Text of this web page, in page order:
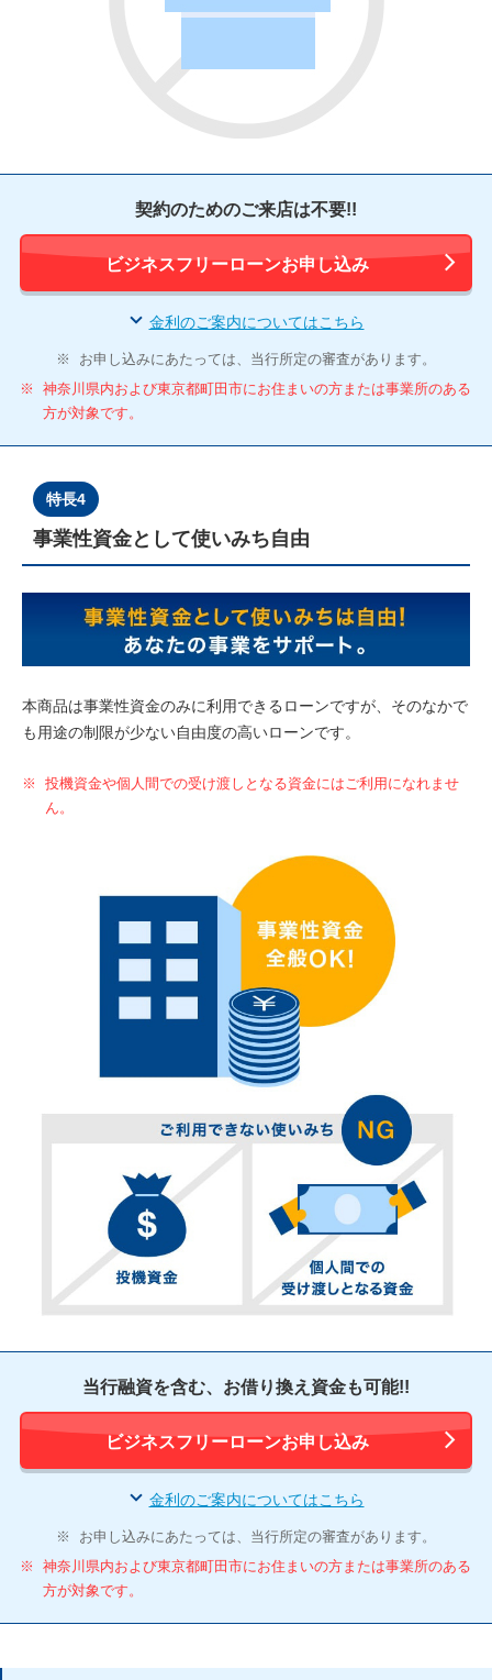
契約のためのご来店は不要!!
ビジネスフリーローンお申し込み
金利のご案内についてはこちら
※
お申し込みにあたっては、当行所定の審査があります。
※
神奈川県内および東京都町田市にお住まいの方または事業所のある
方が対象です。
特長4
事業性資金として使いみち自由
本商品は事業性資金のみに利用できるローンですが、そのなかで
も用途の制限が少ない自由度の高いローンです。
※
投機資金や個人間での受け渡しとなる資金にはご利用になれませ
ん。
当行融資を含む、お借り換え資金も可能!!
ビジネスフリーローンお申し込み
金利のご案内についてはこちら
※
お申し込みにあたっては、当行所定の審査があります。
※
神奈川県内および東京都町田市にお住まいの方または事業所のある
方が対象です。